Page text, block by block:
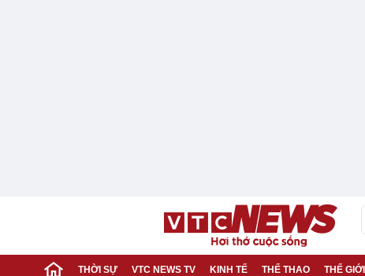
THỜI SỰ VTC NEWS TV KINH TẾ THỂ THAO THẾ GIỚI